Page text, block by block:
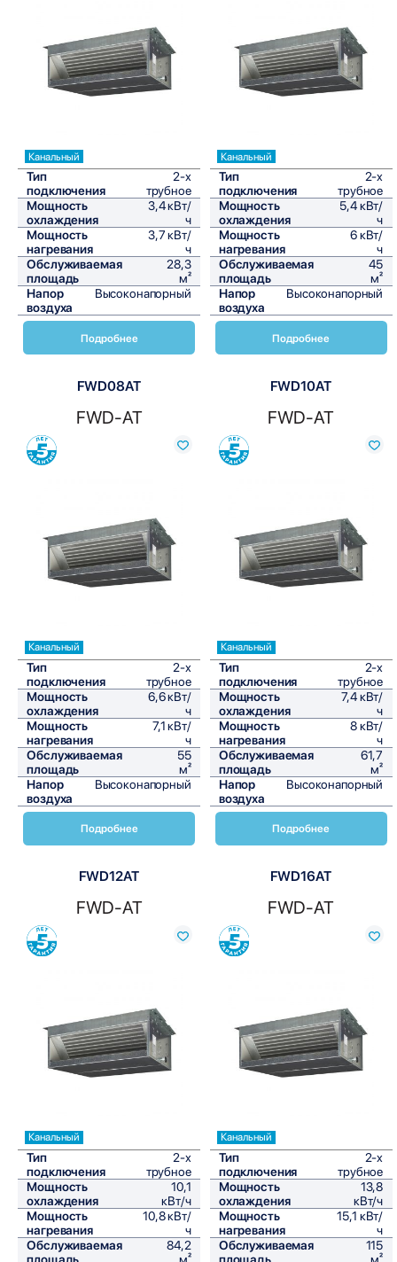
Сравнить
Канальный
Тип
подключения
2-х
трубное
Мощность
охлаждения
3,4 кВт/
ч
Мощность
нагревания
3,7 кВт/
ч
Обслуживаемая
площадь
28,3
м²
Напор
воздуха
Высоконапорный
Подробнее
Сравнить
Канальный
Тип
подключения
2-х
трубное
Мощность
охлаждения
5,4 кВт/
ч
Мощность
нагревания
6 кВт/
ч
Обслуживаемая
площадь
45
м²
Напор
воздуха
Высоконапорный
Подробнее
FWD08AT
FWD-AT
Сравнить
Канальный
Тип
подключения
2-х
трубное
Мощность
охлаждения
6,6 кВт/
ч
Мощность
нагревания
7,1 кВт/
ч
Обслуживаемая
площадь
55
м²
Напор
воздуха
Высоконапорный
Подробнее
FWD10AT
FWD-AT
Сравнить
Канальный
Тип
подключения
2-х
трубное
Мощность
охлаждения
7,4 кВт/
ч
Мощность
нагревания
8 кВт/
ч
Обслуживаемая
площадь
61,7
м²
Напор
воздуха
Высоконапорный
Подробнее
FWD12AT
FWD-AT
Сравнить
Канальный
Тип
подключения
2-х
трубное
Мощность
охлаждения
10,1
кВт/ч
Мощность
нагревания
10,8 кВт/
ч
Обслуживаемая
84,2
FWD16AT
FWD-AT
Сравнить
Канальный
Тип
подключения
2-х
трубное
Мощность
охлаждения
13,8
кВт/ч
Мощность
нагревания
15,1 кВт/
ч
Обслуживаемая
115